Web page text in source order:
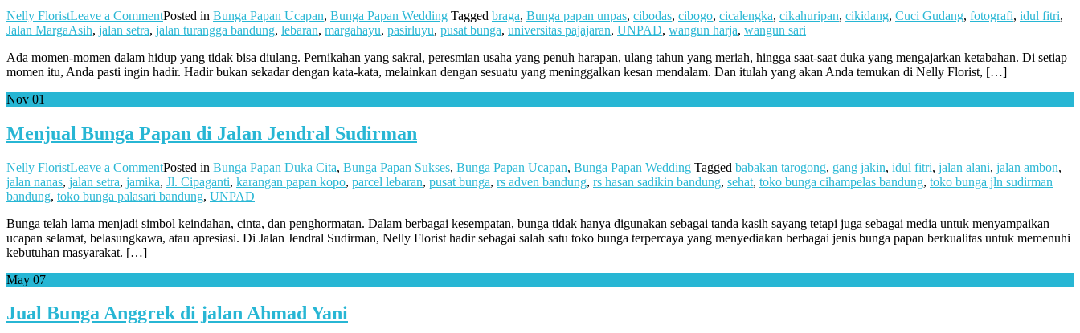
Nelly FloristLeave a Commenton
Menjual
Papan
Ucapan
Margaasih
Posted in Bunga Papan Ucapan, Bunga Papan Wedding Tagged braga, Bunga papan unpas, cibodas, cibogo, cicalengka, cikahuripan, cikidang, Cuci Gudang, fotografi, idul fitri,
Jalan MargaAsih, jalan setra, jalan turangga bandung, lebaran, margahayu, pasirluyu, pusat bunga, universitas pajajaran, UNPAD, wangun harja, wangun sari
Ada momen-momen dalam hidup yang tidak bisa diulang. Pernikahan yang sakral, peresmian usaha yang penuh harapan, ulang tahun yang meriah, hingga saat-saat duka yang mengajarkan ketabahan. Di setiap
momen itu, Anda pasti ingin hadir. Hadir bukan sekadar dengan kata-kata, melainkan dengan sesuatu yang meninggalkan kesan mendalam. Dan itulah yang akan Anda temukan di Nelly Florist, […]
Nov 01
Menjual Bunga Papan di Jalan Jendral Sudirman
Nelly FloristLeave a Commenton
Menjual
Bunga
di
Jalan
Posted in Bunga Papan Duka Cita, Bunga Papan Sukses, Bunga Papan Ucapan, Bunga Papan Wedding Tagged babakan tarogong, gang jakin, idul fitri, jalan alani, jalan ambon,
jalan nanas, jalan setra, jamika, Jl. Cipaganti, karangan papan kopo, parcel lebaran, pusat bunga, rs adven bandung, rs hasan sadikin bandung, sehat, toko bunga cihampelas bandung, toko bunga jln sudirman
bandung, toko bunga palasari bandung, UNPAD
Bunga telah lama menjadi simbol keindahan, cinta, dan penghormatan. Dalam berbagai kesempatan, bunga tidak hanya digunakan sebagai tanda kasih sayang tetapi juga sebagai media untuk menyampaikan
ucapan selamat, belasungkawa, atau apresiasi. Di Jalan Jendral Sudirman, Nelly Florist hadir sebagai salah satu toko bunga terpercaya yang menyediakan berbagai jenis bunga papan berkualitas untuk memenuhi
kebutuhan masyarakat. […]
May 07
Jual Bunga Anggrek di jalan Ahmad Yani